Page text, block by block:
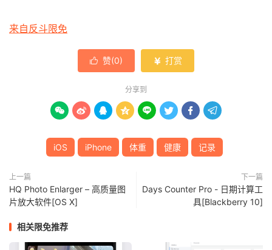
来自反斗限免
 赞(0)  打赏
分享到
       
iOS iPhone 体重 健康 记录
上一篇
HQ Photo Enlarger – 高质量图
片放大软件[OS X]
下一篇
Days Counter Pro - 日期计算工
具[Blackberry 10]
相关限免推荐